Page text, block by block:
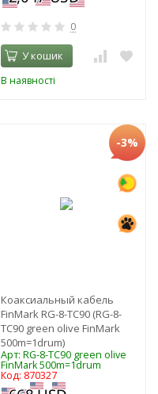
0
У кошик
В наявності
-3%
Коаксиальный кабель
FinMark RG-8-TC90 (RG-8-
TC90 green olive FinMark
500m=1drum)
Арт: RG-8-TC90 green olive
FinMark 500m=1drum
Код: 870327